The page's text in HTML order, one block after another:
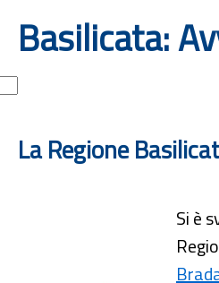
Basilicata:
La Regione
Si è